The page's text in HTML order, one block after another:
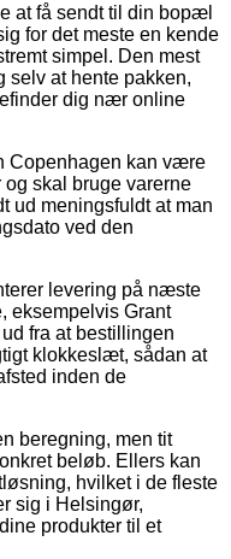
at få sendt til din bopæl
for det meste en kende
simpel. Den mest
selv at hente pakken,
dig nær online
Copenhagen kan være
skal bruge varerne
ud meningsfuldt at man
ved den
levering på næste
eksempelvis Grant
fra at bestillingen
klokkeslæt, sådan at
inden de
beregning, men tit
beløb. Ellers kan
hvilket i de fleste
sig i Helsingør,
produkter til et